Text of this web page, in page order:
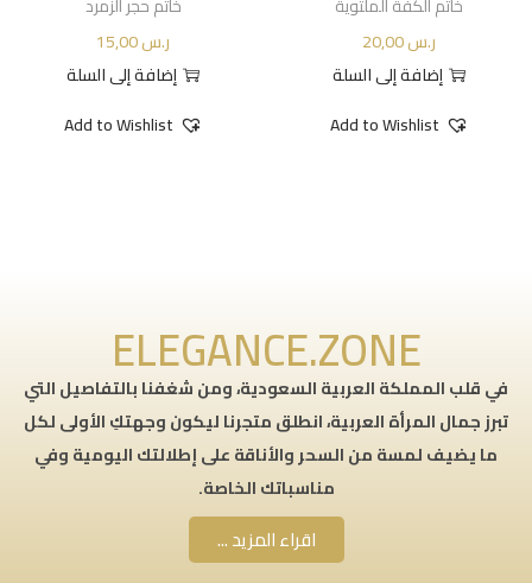
ر.س
إضافة إلى السلة
Add to Wishlist
ر.س
إضافة إلى السلة
Add to Wishlist
ELEGANCE.ZONE
في قلب المملكة العربية السعودية، ومن شغفنا بالتفاصيل التي
تبرز جمال المرأة العربية، انطلق متجرنا ليكون وجهتكِ الأولى لكل
ما يضيف لمسة من السحر والأناقة على إطلالتك اليومية وفي
مناسباتك الخاصة.
اقراء المزيد ...